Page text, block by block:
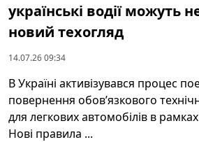
українські водії можуть
новий техогляд
14.07.26 09:34
В Україні активізувався процес
повернення обов’язкового
для легкових автомобілів в рамках
Нові правила ...